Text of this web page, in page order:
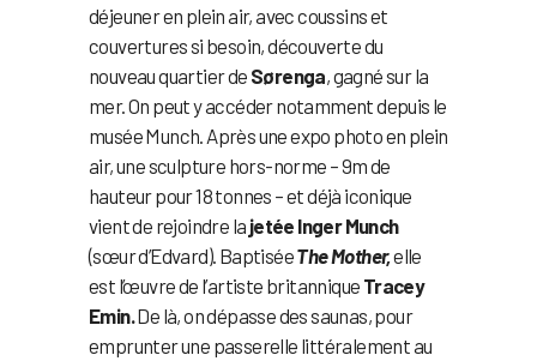
déjeuner en plein air, avec coussins et
couvertures si besoin, découverte du
nouveau quartier de Sørenga, gagné sur la
mer. On peut y accéder notamment depuis le
musée Munch. Après une expo photo en plein
air, une sculpture hors-norme – 9m de
hauteur pour 18 tonnes – et déjà iconique
vient de rejoindre la jetée Inger Munch
(sœur d’Edvard). BaptiséeThe Mother,elle
est l’œuvre de l’artiste britannique Tracey
Emin.De là, on dépasse des saunas, pour
emprunter une passerelle littéralement au